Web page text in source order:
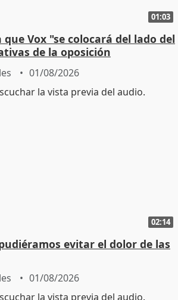
01:03
Vox "se colocará del lado del
de la oposición
01/08/2026
02:14
evitar el dolor de las
01/08/2026